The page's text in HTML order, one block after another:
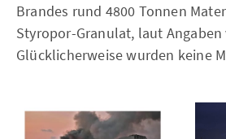
Brandes rund 4800 Tonnen
Styropor-Granulat, laut Angaben
Glücklicherweise wurden keine